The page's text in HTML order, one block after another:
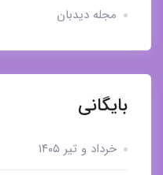
مجله دیدبان
بایگانی
خرداد و تیر ۱۴۰۵